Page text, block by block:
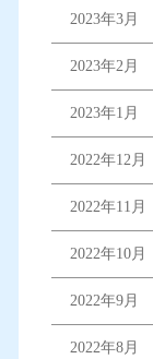
2023年3月
2023年2月
2023年1月
2022年12月
2022年11月
2022年10月
2022年9月
2022年8月